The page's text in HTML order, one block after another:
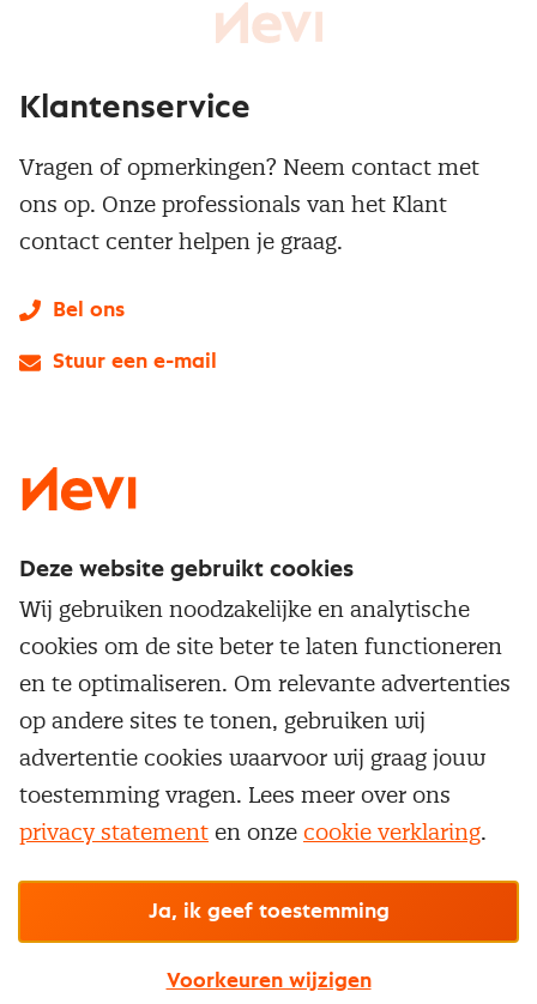
Service & contact
Over inkoop
Netwerk en communities
Aanmelden nieuwsbrief
Word lid van Nevi
Inkoop vacatures
Opzeggen lidmaatschap
Populaire thema's
Aanbesteden
Contractmanagement
Kostenmanagement
Onderhandelen
Supply management
Opleidingen en trainingen
Trainingen
Opleidingen
Maatwerk
Vrijstellingen
Klantenservice
Vragen of opmerkingen? Neem contact met
ons op. Onze professionals van het Klant
contact center helpen je graag.
Bel ons
Stuur een e-mail
Cookievoorkeuren beherenOnzealgemene
© Nevi.nl
Deze website gebruikt cookies
Wij gebruiken noodzakelijke en analytische
cookies om de site beter te laten functioneren
en te optimaliseren. Om relevante advertenties
op andere sites te tonen, gebruiken wij
advertentie cookies waarvoor wij graag jouw
toestemming vragen. Lees meer over ons
privacy statement en onze cookie verklaring.
Ja, ik geef toestemming
Voorkeuren wijzigen